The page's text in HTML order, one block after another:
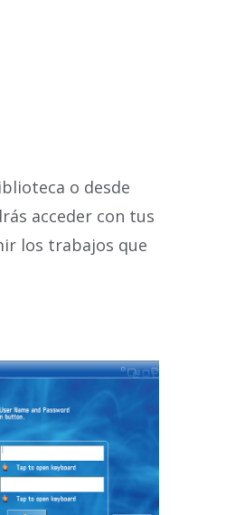
o desde
acceder con tus
los trabajos que